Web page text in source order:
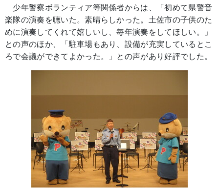
少年警察ボランティア等関係者からは、「初めて県警音
楽隊の演奏を聴いた。素晴らしかった。土佐市の子供のた
めに演奏してくれて嬉しいし、毎年演奏をしてほしい。」
との声のほか、「駐車場もあり、設備が充実しているとこ
ろで会議ができてよかった。」との声があり好評でした。